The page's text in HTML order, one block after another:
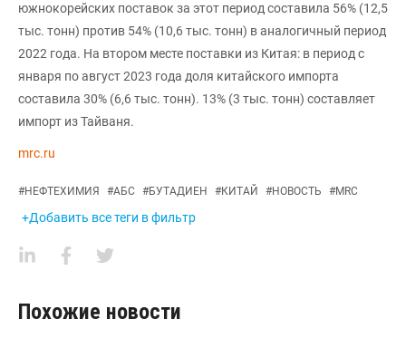
южнокорейских поставок за этот период составила 56% (12,5
тыс. тонн) против 54% (10,6 тыс. тонн) в аналогичный период
2022 года. На втором месте поставки из Китая: в период с
января по август 2023 года доля китайского импорта
составила 30% (6,6 тыс. тонн). 13% (3 тыс. тонн) составляет
импорт из Тайваня.
mrc.ru
#НЕФТЕХИМИЯ #АБС #БУТАДИЕН #КИТАЙ #НОВОСТЬ #MRC
+Добавить все теги в фильтр
Похожие новости